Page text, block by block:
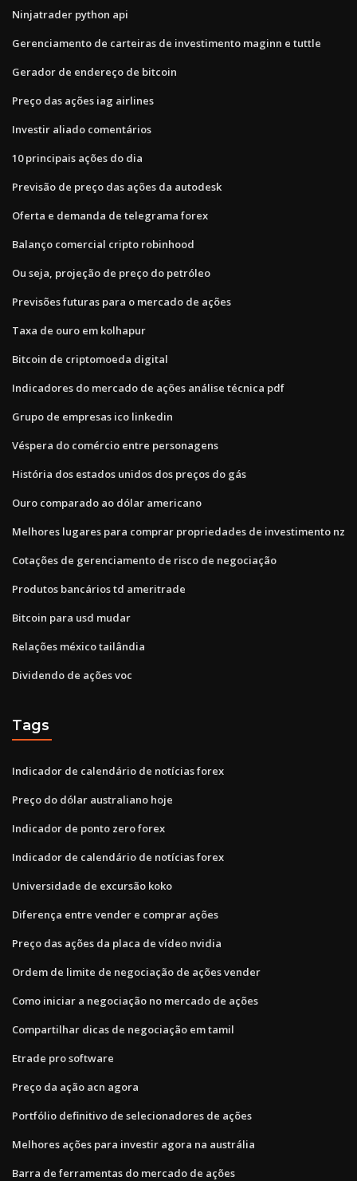
Ninjatrader python api
Gerenciamento de carteiras de investimento maginn e tuttle
Gerador de endereço de bitcoin
Preço das ações iag airlines
Investir aliado comentários
10 principais ações do dia
Previsão de preço das ações da autodesk
Oferta e demanda de telegrama forex
Balanço comercial cripto robinhood
Ou seja, projeção de preço do petróleo
Previsões futuras para o mercado de ações
Taxa de ouro em kolhapur
Bitcoin de criptomoeda digital
Indicadores do mercado de ações análise técnica pdf
Grupo de empresas ico linkedin
Véspera do comércio entre personagens
História dos estados unidos dos preços do gás
Ouro comparado ao dólar americano
Melhores lugares para comprar propriedades de investimento nz
Cotações de gerenciamento de risco de negociação
Produtos bancários td ameritrade
Bitcoin para usd mudar
Relações méxico tailândia
Dividendo de ações voc
Tags
Indicador de calendário de notícias forex
Preço do dólar australiano hoje
Indicador de ponto zero forex
Indicador de calendário de notícias forex
Universidade de excursão koko
Diferença entre vender e comprar ações
Preço das ações da placa de vídeo nvidia
Ordem de limite de negociação de ações vender
Como iniciar a negociação no mercado de ações
Compartilhar dicas de negociação em tamil
Etrade pro software
Preço da ação acn agora
Portfólio definitivo de selecionadores de ações
Melhores ações para investir agora na austrália
Barra de ferramentas do mercado de ações